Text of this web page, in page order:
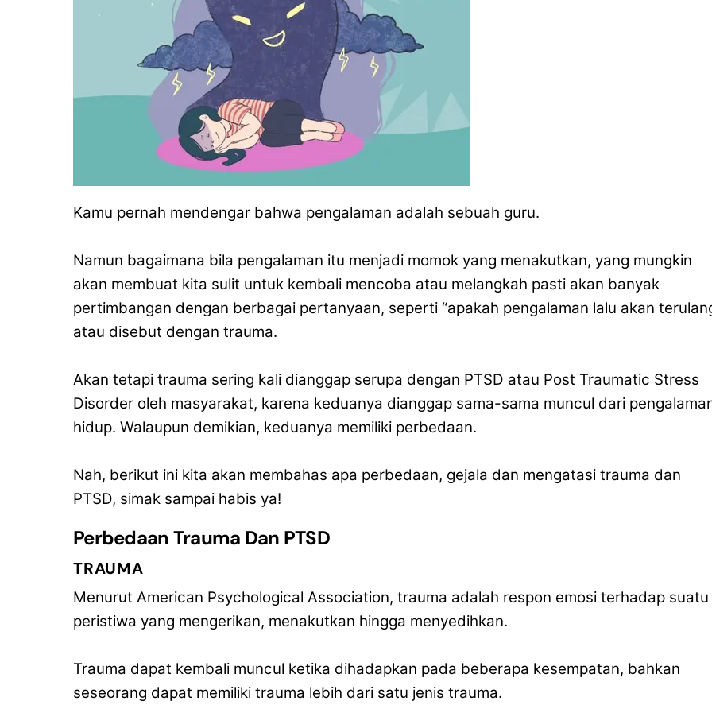
Kamu pernah mendengar bahwa pengalaman adalah sebuah guru.
Namun bagaimana bila pengalaman itu menjadi momok yang menakutkan, yang mungkin
akan membuat kita sulit untuk kembali mencoba atau melangkah pasti akan banyak
pertimbangan dengan berbagai pertanyaan, seperti “apakah pengalaman lalu akan
atau disebut dengan trauma.
Akan tetapi trauma sering kali dianggap serupa dengan PTSD atau Post Traumatic Stress
Disorder oleh masyarakat, karena keduanya dianggap sama-sama muncul dari
hidup. Walaupun demikian, keduanya memiliki perbedaan.
Nah, berikut ini kita akan membahas apa perbedaan, gejala dan mengatasi trauma dan
PTSD, simak sampai habis ya!
Perbedaan Trauma Dan PTSD
TRAUMA
Menurut American Psychological Association, trauma adalah respon emosi terhadap suatu
peristiwa yang mengerikan, menakutkan hingga menyedihkan.
Trauma dapat kembali muncul ketika dihadapkan pada beberapa kesempatan, bahkan
seseorang dapat memiliki trauma lebih dari satu jenis trauma.